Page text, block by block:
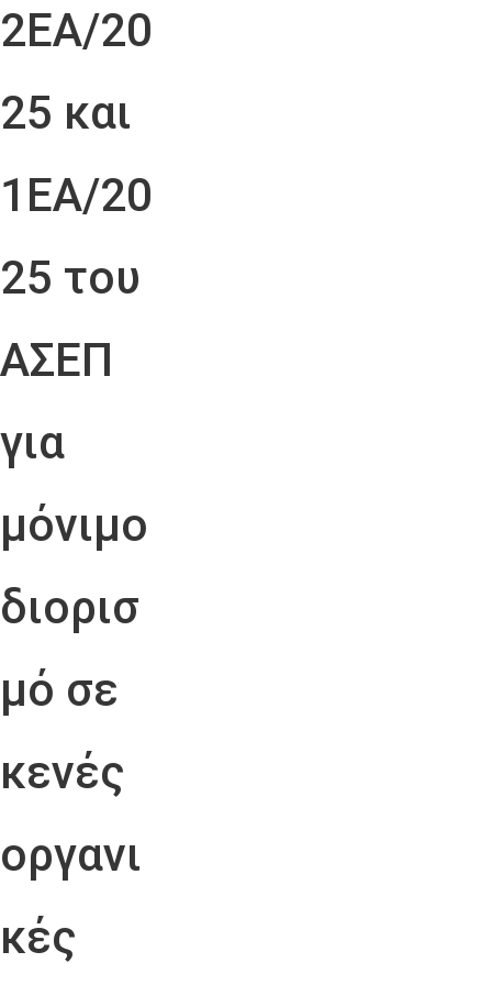
2ΕΑ/20
25 και
1ΕΑ/20
25 του
ΑΣΕΠ
για
μόνιμο
διορισ
μό σε
κενές
οργανι
κές